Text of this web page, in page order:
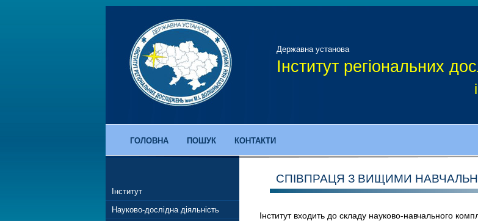
Державна установа
Інститут регіональних
ГОЛОВНА ПОШУК КОНТАКТИ
Інститут
Науково-дослідна діяльність
СПІВПРАЦЯ З ВИЩИМИ
Інститут входить до складу науково-навчального